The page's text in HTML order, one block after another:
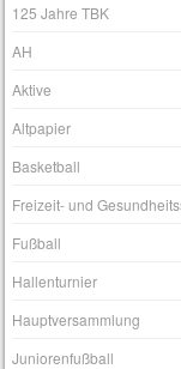
125 Jahre TBK
AH
Aktive
Altpapier
Basketball
Freizeit- und
Fußball
Hallenturnier
Hauptversammlung
Juniorenfußball